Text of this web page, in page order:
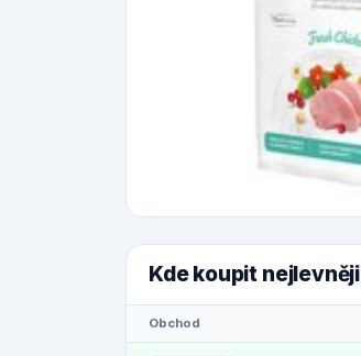
Kde koupit nejlevněji
Obchod